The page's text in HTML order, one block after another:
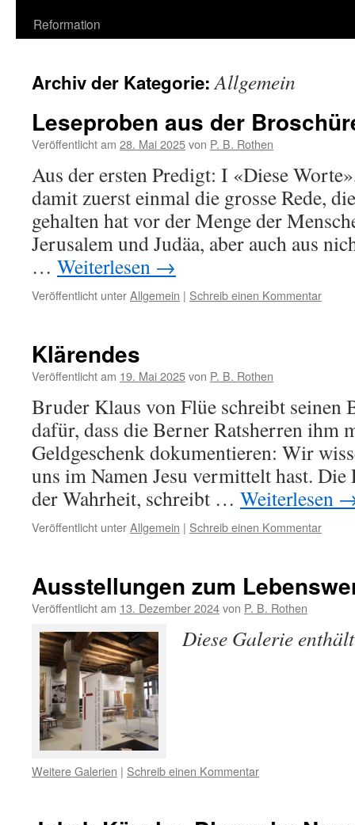
Reformation
Archiv der Kategorie:Allgemein
Leseproben aus der
Veröffentlicht am 28. Mai 2025von P. B. Rothen
Aus der ersten Predigt: I «Diese
damit zuerst einmal die grosse Rede,
gehalten hat vor der Menge der
Jerusalem und Judäa, aber auch aus
… Weiterlesen →
Veröffentlicht unterAllgemein | Schreib einen Kommentar
Klärendes
Veröffentlicht am 19. Mai 2025von P. B. Rothen
Bruder Klaus von Flüe schreibt seinen
dafür, dass die Berner Ratsherren ihm
Geldgeschenk dokumentieren: Wir
uns im Namen Jesu vermittelt hast.
der Wahrheit, schreibt … Weiterlesen
Veröffentlicht unterAllgemein | Schreib einen Kommentar
Ausstellungen zum
Veröffentlicht am 13. Dezember 2024von P. B. Rothen
Diese Galerie
Weitere Galerien | Schreib einen Kommentar